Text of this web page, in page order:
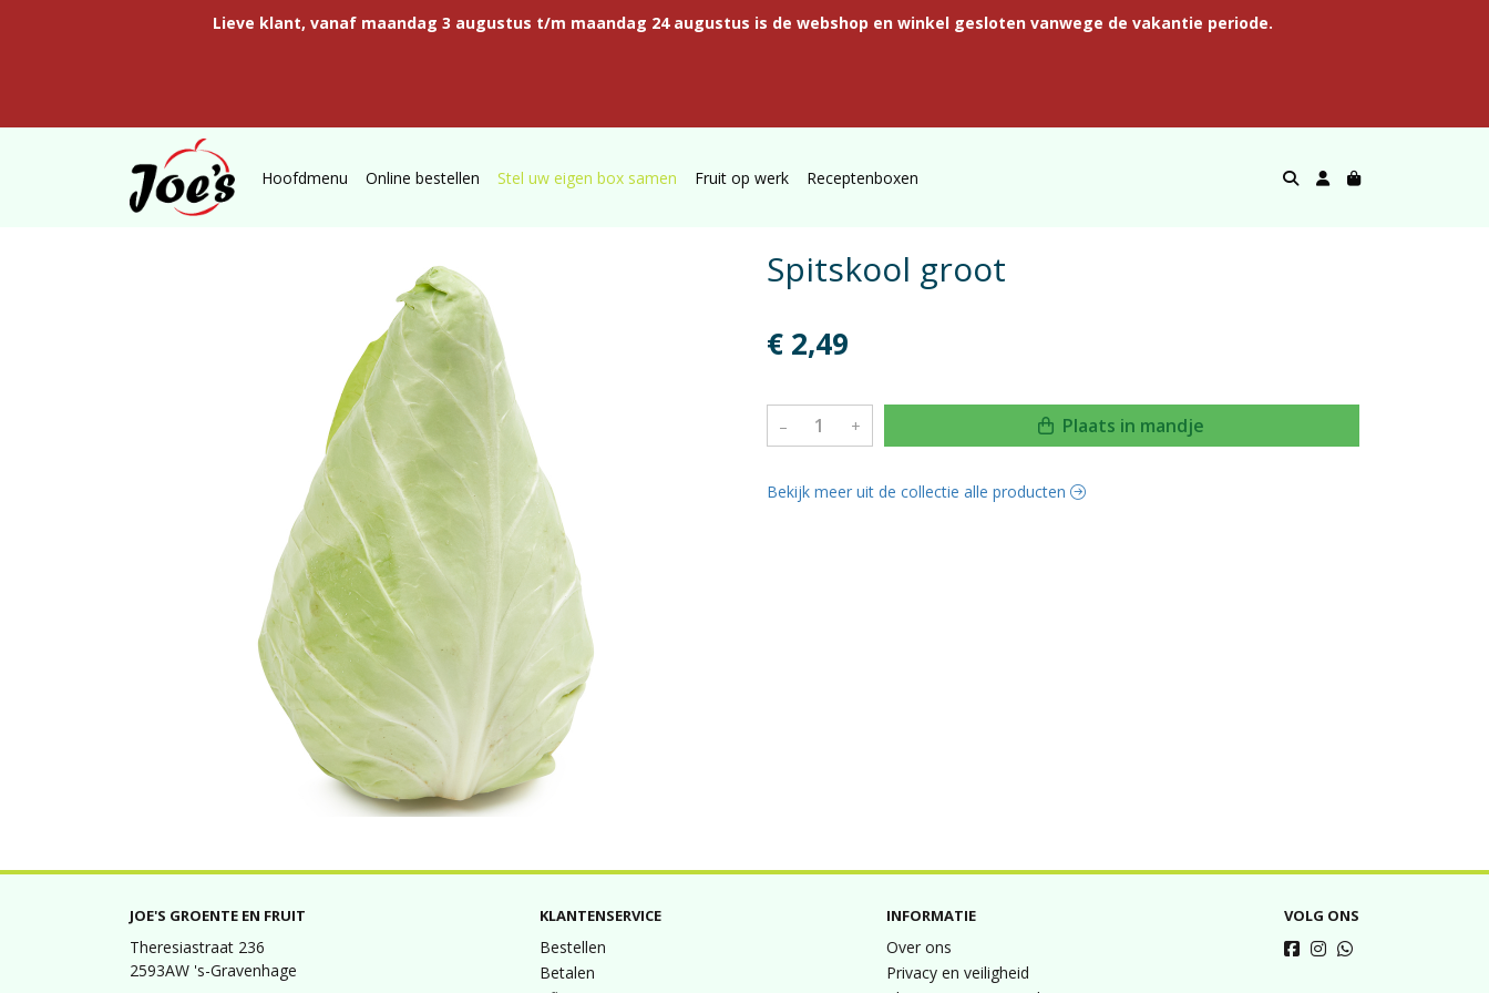
Lieve klant, vanaf maandag 3 augustus t/m maandag 24 augustus is de webshop en winkel gesloten vanwege de vakantie periode.
Hoofdmenu Online bestellen Stel uw eigen box samen Fruit op werk Receptenboxen
Spitskool groot
€ 2,49
– + Plaats in mandje
Bekijk meer uit de collectie alle producten
JOE'S GROENTE EN FRUIT
Theresiastraat 236
2593AW 's-Gravenhage
KLANTENSERVICE
Bestellen
Betalen
INFORMATIE
Over ons
Privacy en veiligheid
VOLG ONS